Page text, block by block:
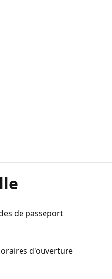
de passeport
d'ouverture